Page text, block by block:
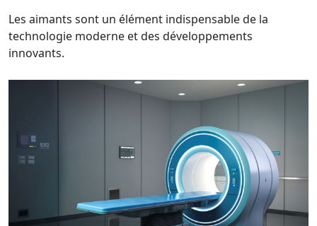
Les aimants sont un élément indispensable de la
technologie moderne et des développements
innovants.